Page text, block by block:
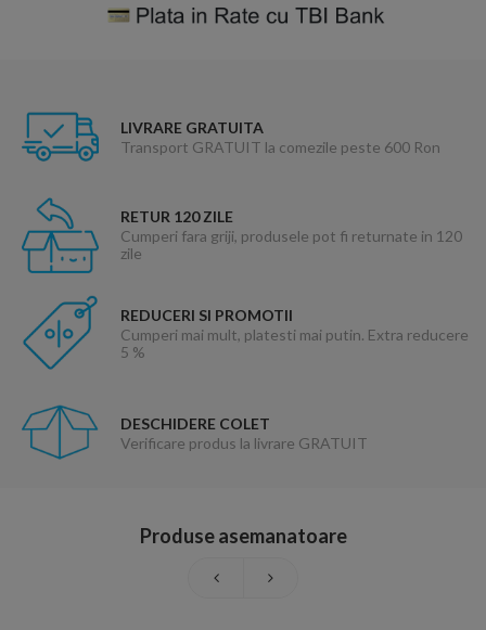
LIVRARE GRATUITA
Transport GRATUIT la comezile peste 600 Ron
RETUR 120 ZILE
Cumperi fara griji, produsele pot fi returnate in 120
zile
REDUCERI SI PROMOTII
Cumperi mai mult, platesti mai putin. Extra reducere
5 %
DESCHIDERE COLET
Verificare produs la livrare GRATUIT
Produse asemanatoare